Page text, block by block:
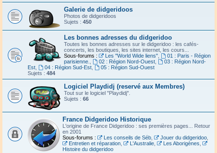
Galerie de didgeridoos
Photos de didgeridoos
Sujets : 450
Les bonnes adresses du didgeridoo
Toutes les bonnes adresses sur le didgeridoo : les cafés-
concerts, les boutiques, les sites internet, les cours...
Sous-forums :
Les "World Wide liens",
01 : Paris - Région
parisienne.
02 : Région Nord-Ouest,
03 : Région Nord-
Est
04 : Région Sud-Est,
05 : Région Sud-Ouest
Sujets : 484
Logiciel Playdidj (reservé aux Membres)
Tout sur le logiciel "Playdidj".
Sujets : 66
France Didgeridoo Historique
L'origine de France Didgeridoo : ses premières pages... Retour
en 2001
Sous-forums :
Les conseils de Séb, Jouer du didgeridoo,
Entretien et réparation, L'Australie, Les Aborigènes
Histoire du didgeridoo